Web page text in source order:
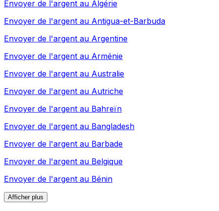
Envoyer de l'argent au Algérie
Envoyer de l'argent au Antigua-et-Barbuda
Envoyer de l'argent au Argentine
Envoyer de l'argent au Arménie
Envoyer de l'argent au Australie
Envoyer de l'argent au Autriche
Envoyer de l'argent au Bahreïn
Envoyer de l'argent au Bangladesh
Envoyer de l'argent au Barbade
Envoyer de l'argent au Belgique
Envoyer de l'argent au Bénin
Afficher plus